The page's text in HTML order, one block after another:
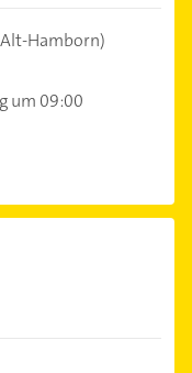
Hamborn)
um 09:00